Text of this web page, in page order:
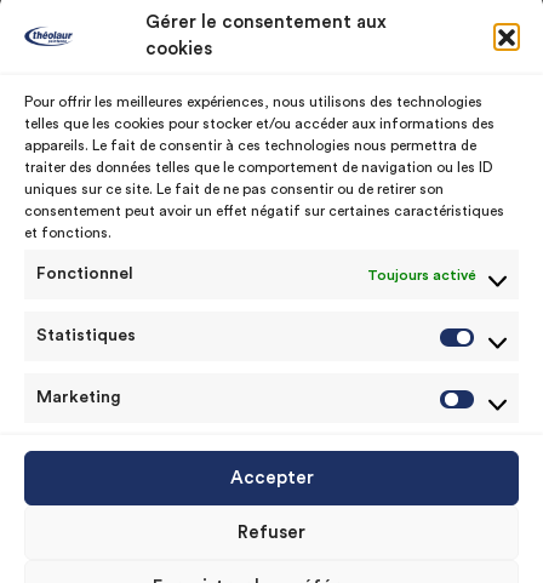
Gérer le consentement aux
cookies
Pour offrir les meilleures expériences, nous utilisons des technologies
telles que les cookies pour stocker et/ou accéder aux informations des
appareils. Le fait de consentir à ces technologies nous permettra de
traiter des données telles que le comportement de navigation ou les ID
uniques sur ce site. Le fait de ne pas consentir ou de retirer son
consentement peut avoir un effet négatif sur certaines caractéristiques
et fonctions.
Fonctionnel Toujours activé
Statistiques
Marketing
Accepter
Refuser
Nos nuanciers
Nos usines Assistance technique
Contact
contact@theolaur.com
© Copyrights 2020 © theolaur peintures
Mentions légales|CGU|Politique de cookie (UE)|
Politique de données personnelles.